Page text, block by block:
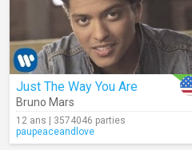
Just The Way You Are
Bruno Mars
12 ans | 3574046 parties
paupeaceandlove